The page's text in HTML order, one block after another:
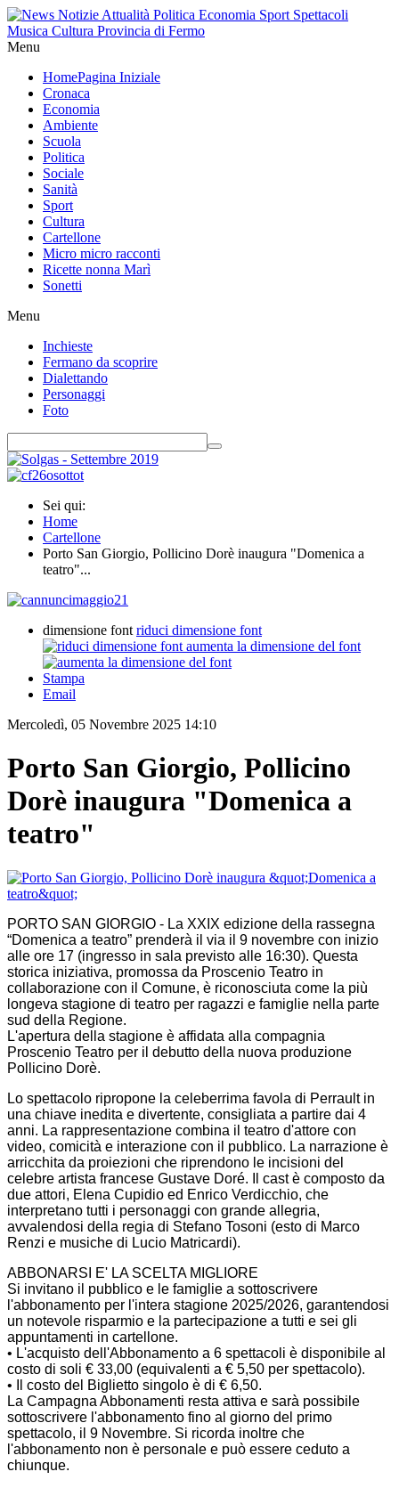
Menu
HomePagina Iniziale
Cronaca
Economia
Ambiente
Scuola
Politica
Sociale
Sanità
Sport
Cultura
Cartellone
Micro micro racconti
Ricette nonna Marì
Sonetti
Menu
Inchieste
Fermano da scoprire
Dialettando
Personaggi
Foto
Sei qui:
Home
Cartellone
Porto San Giorgio, Pollicino Dorè inaugura "Domenica a
teatro"...
dimensione font riduci dimensione font
aumenta la dimensione del font
Stampa
Email
Mercoledì, 05 Novembre 2025 14:10
Porto San Giorgio, Pollicino
Dorè inaugura "Domenica a
teatro"
PORTO SAN GIORGIO - La XXIX edizione della rassegna
“Domenica a teatro” prenderà il via il 9 novembre con inizio
alle ore 17 (ingresso in sala previsto alle 16:30). Questa
storica iniziativa, promossa da Proscenio Teatro in
collaborazione con il Comune, è riconosciuta come la più
longeva stagione di teatro per ragazzi e famiglie nella parte
sud della Regione.
L'apertura della stagione è affidata alla compagnia
Proscenio Teatro per il debutto della nuova produzione
Pollicino Dorè.
Lo spettacolo ripropone la celeberrima favola di Perrault in
una chiave inedita e divertente, consigliata a partire dai 4
anni. La rappresentazione combina il teatro d'attore con
video, comicità e interazione con il pubblico. La narrazione è
arricchita da proiezioni che riprendono le incisioni del
celebre artista francese Gustave Doré. Il cast è composto da
due attori, Elena Cupidio ed Enrico Verdicchio, che
interpretano tutti i personaggi con grande allegria,
avvalendosi della regia di Stefano Tosoni (esto di Marco
Renzi e musiche di Lucio Matricardi).
ABBONARSI E' LA SCELTA MIGLIORE
Si invitano il pubblico e le famiglie a sottoscrivere
l'abbonamento per l'intera stagione 2025/2026, garantendosi
un notevole risparmio e la partecipazione a tutti e sei gli
appuntamenti in cartellone.
• L'acquisto dell'Abbonamento a 6 spettacoli è disponibile al
costo di soli € 33,00 (equivalenti a € 5,50 per spettacolo).
• Il costo del Biglietto singolo è di € 6,50.
La Campagna Abbonamenti resta attiva e sarà possibile
sottoscrivere l'abbonamento fino al giorno del primo
spettacolo, il 9 Novembre. Si ricorda inoltre che
l'abbonamento non è personale e può essere ceduto a
chiunque.